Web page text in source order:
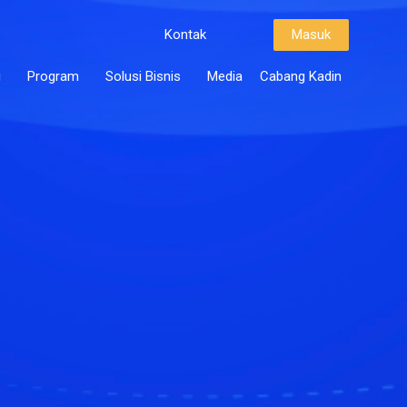
Kontak Masuk
Program Solusi Bisnis Media Cabang Kadin